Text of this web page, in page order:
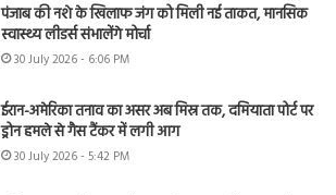
पंजाब की नशे के खिलाफ जंग को मिली नई ताकत, मानसिक
स्वास्थ्य लीडर्स संभालेंगे मोर्चा
30 July 2026 - 6:06 PM
ईरान-अमेरिका तनाव का असर अब मिस्र तक, दमियाता पोर्ट पर
ड्रोन हमले से गैस टैंकर में लगी आग
30 July 2026 - 5:42 PM